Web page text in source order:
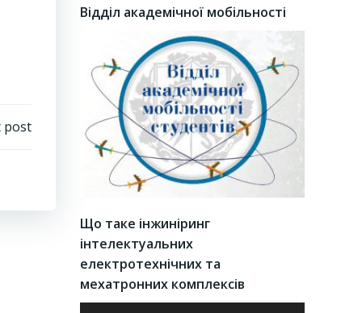
post
Відділ академічної мобільності
Що таке інжиніринг
інтелектуальних
електротехнічних та
мехатронних комплексів